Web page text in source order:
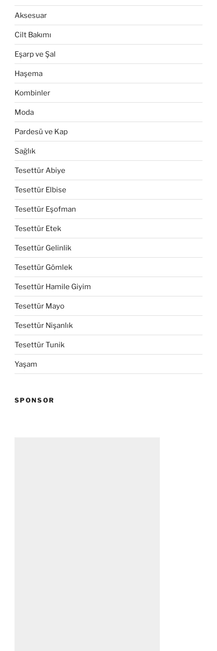
Aksesuar
Cilt Bakımı
Eşarp ve Şal
Haşema
Kombinler
Moda
Pardesü ve Kap
Sağlık
Tesettür Abiye
Tesettür Elbise
Tesettür Eşofman
Tesettür Etek
Tesettür Gelinlik
Tesettür Gömlek
Tesettür Hamile Giyim
Tesettür Mayo
Tesettür Nişanlık
Tesettür Tunik
Yaşam
SPONSOR